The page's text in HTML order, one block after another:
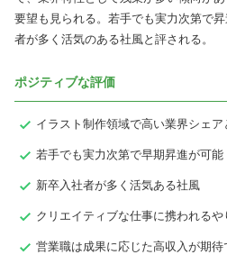
要望も見られる。若手でも実力次第で
者が多く活気のある社風と評される。
ポジティブな評価
イラスト制作領域で高い業界シェ
若手でも実力次第で早期昇進が可能
新卒入社者が多く活気ある社風
クリエイティブな仕事に携われるや
営業職は成果に応じた高収入が期待